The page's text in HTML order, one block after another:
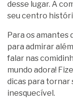
desse lugar. A
seu centro
Para os amantes
para admirar
falar nas
mundo adora!
dicas para tornar
inesquecível.